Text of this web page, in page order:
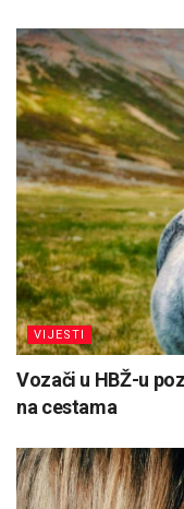
VIJESTI
Vozači u HBŽ-u
na cestama